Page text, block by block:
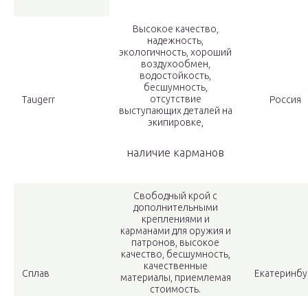
Taugerr
Высокое качество,
надежность,
экологичность, хороший
воздухообмен,
водостойкость,
бесшумность,
отсутствие
выступающих деталей на
экипировке,
наличие карманов
Россия
Сплав
Свободный крой с
дополнительными
креплениями и
карманами для оружия и
патронов, высокое
качество, бесшумность,
качественные
материалы, приемлемая
стоимость.